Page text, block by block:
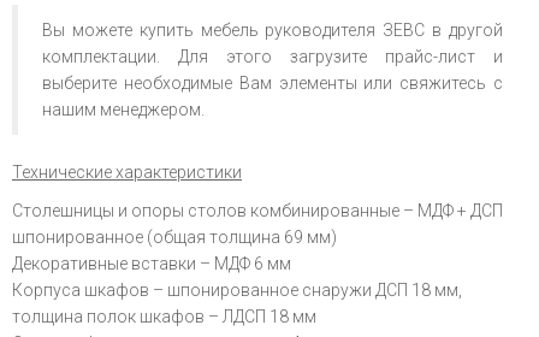
Вы можете купить мебель руководителя ЗЕВС в другой
комплектации. Для этого загрузите прайс-лист и
выберите необходимые Вам элементы или свяжитесь с
нашим менеджером.
Технические характеристики
Столешницы и опоры столов комбинированные – МДФ + ДСП
шпонированное (общая толщина 69 мм)
Декоративные вставки – МДФ 6 мм
Корпуса шкафов – шпонированное снаружи ДСП 18 мм,
толщина полок шкафов – ЛДСП 18 мм